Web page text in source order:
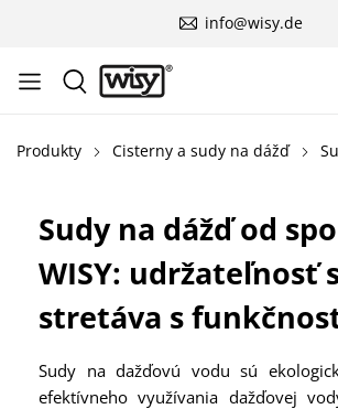
info@wisy.de
Produkty Cisterny a sudy na dážď
Sudy na dážď od
WISY: udržateľnosť
stretáva s
Sudy na dažďovú vodu sú
efektívneho využívania dažďovej